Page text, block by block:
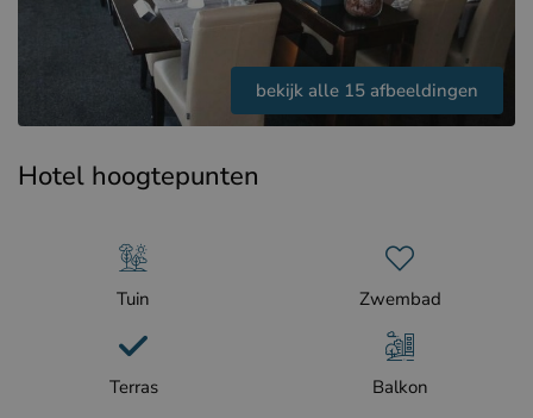
bekijk alle 15 afbeeldingen
Hotel hoogtepunten
Tuin Zwembad
Terras Balkon